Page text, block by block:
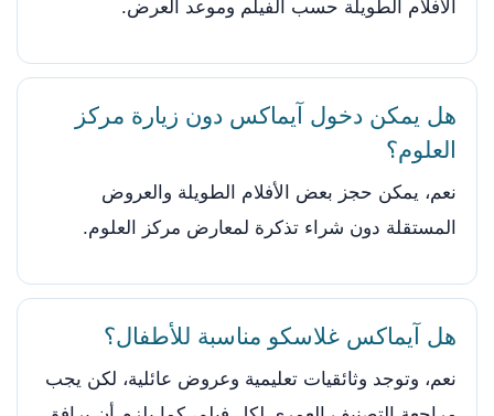
الأفلام الطويلة حسب الفيلم وموعد العرض.
هل يمكن دخول آيماكس دون زيارة مركز
العلوم؟
نعم، يمكن حجز بعض الأفلام الطويلة والعروض
المستقلة دون شراء تذكرة لمعارض مركز العلوم.
هل آيماكس غلاسكو مناسبة للأطفال؟
نعم، وتوجد وثائقيات تعليمية وعروض عائلية، لكن يجب